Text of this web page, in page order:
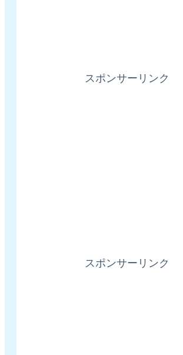
スポンサーリンク
スポンサーリンク